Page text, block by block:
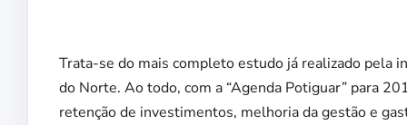
Trata-se do mais completo estudo já realizado pela
do Norte. Ao todo, com a “Agenda Potiguar” para
retenção de investimentos, melhoria da gestão e